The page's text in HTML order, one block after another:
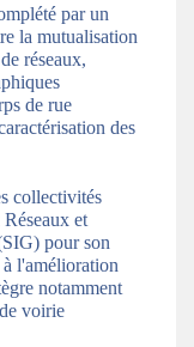
par un
la mutualisation
réseaux,
de rue
des
collectivités
et
pour son
l'amélioration
notamment
voirie